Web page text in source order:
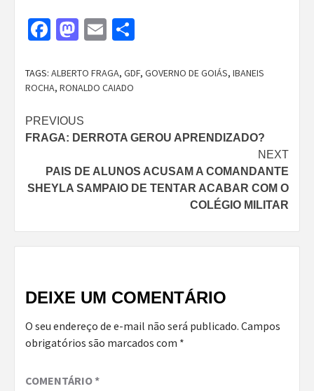
Facebook
Mastodon
Email
TAGS: ALBERTO FRAGA, GDF, GOVERNO DE GOIÁS, IBANEIS
ROCHA, RONALDO CAIADO
Continue
Reading
PREVIOUS
FRAGA: DERROTA GEROU APRENDIZADO?
NEXT
PAIS DE ALUNOS ACUSAM A COMANDANTE
SHEYLA SAMPAIO DE TENTAR ACABAR COM O
COLÉGIO MILITAR
DEIXE UM COMENTÁRIO
O seu endereço de e-mail não será publicado. Campos
obrigatórios são marcados com *
COMENTÁRIO*